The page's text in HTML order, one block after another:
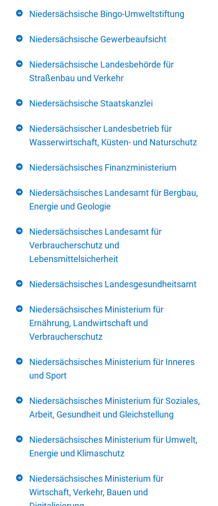
Niedersächsische Bingo-Umweltstiftung
Niedersächsische Gewerbeaufsicht
Niedersächsische Landesbehörde für
Straßenbau und Verkehr
Niedersächsische Staatskanzlei
Niedersächsischer Landesbetrieb für
Wasserwirtschaft, Küsten- und Naturschutz
Niedersächsisches Finanzministerium
Niedersächsisches Landesamt für Bergbau,
Energie und Geologie
Niedersächsisches Landesamt für
Verbraucherschutz und
Lebensmittelsicherheit
Niedersächsisches Landesgesundheitsamt
Niedersächsisches Ministerium für
Ernährung, Landwirtschaft und
Verbraucherschutz
Niedersächsisches Ministerium für Inneres
und Sport
Niedersächsisches Ministerium für Soziales,
Arbeit, Gesundheit und Gleichstellung
Niedersächsisches Ministerium für Umwelt,
Energie und Klimaschutz
Niedersächsisches Ministerium für
Wirtschaft, Verkehr, Bauen und